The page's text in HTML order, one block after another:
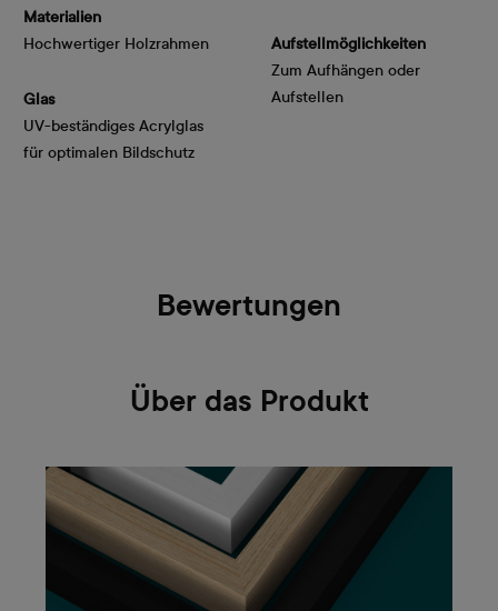
Materialien
Hochwertiger Holzrahmen
Glas
UV-beständiges Acrylglas
für optimalen Bildschutz
Aufstellmöglichkeiten
Zum Aufhängen oder
Aufstellen
Bewertungen
Über das Produkt